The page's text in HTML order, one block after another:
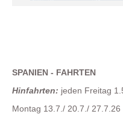
SPANIEN - FAHRTEN
Hinfahrten: jeden Freitag
Montag 13.7./ 20.7./ 27.7.26